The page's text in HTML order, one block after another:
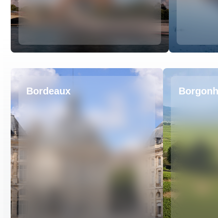
Bordeaux